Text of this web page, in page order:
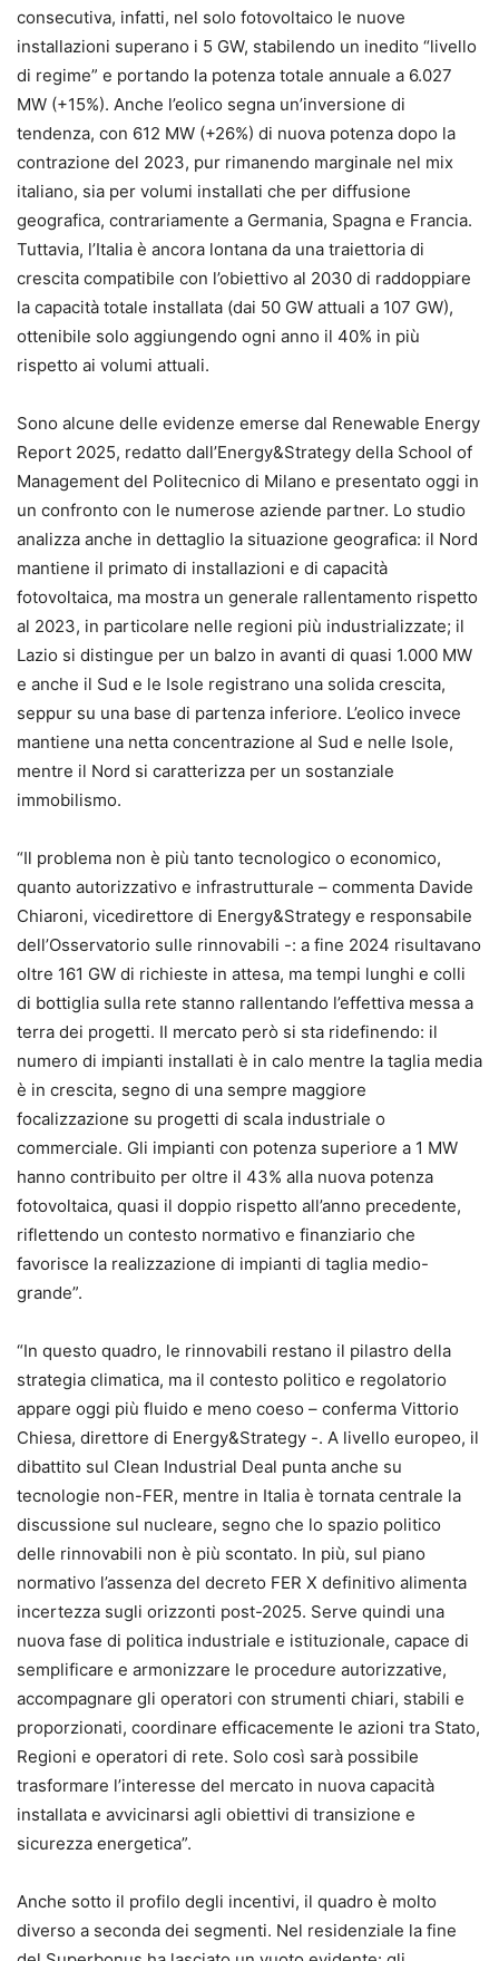
consecutiva, infatti, nel solo fotovoltaico le nuove
installazioni superano i 5 GW, stabilendo un inedito “livello
di regime” e portando la potenza totale annuale a 6.027
MW (+15%). Anche l’eolico segna un’inversione di
tendenza, con 612 MW (+26%) di nuova potenza dopo la
contrazione del 2023, pur rimanendo marginale nel mix
italiano, sia per volumi installati che per diffusione
geografica, contrariamente a Germania, Spagna e Francia.
Tuttavia, l’Italia è ancora lontana da una traiettoria di
crescita compatibile con l’obiettivo al 2030 di raddoppiare
la capacità totale installata (dai 50 GW attuali a 107 GW),
ottenibile solo aggiungendo ogni anno il 40% in più
rispetto ai volumi attuali.
Sono alcune delle evidenze emerse dal Renewable Energy
Report 2025, redatto dall’Energy&Strategy della School of
Management del Politecnico di Milano e presentato oggi in
un confronto con le numerose aziende partner. Lo studio
analizza anche in dettaglio la situazione geografica: il Nord
mantiene il primato di installazioni e di capacità
fotovoltaica, ma mostra un generale rallentamento rispetto
al 2023, in particolare nelle regioni più industrializzate; il
Lazio si distingue per un balzo in avanti di quasi 1.000 MW
e anche il Sud e le Isole registrano una solida crescita,
seppur su una base di partenza inferiore. L’eolico invece
mantiene una netta concentrazione al Sud e nelle Isole,
mentre il Nord si caratterizza per un sostanziale
immobilismo.
“Il problema non è più tanto tecnologico o economico,
quanto autorizzativo e infrastrutturale – commenta Davide
Chiaroni, vicedirettore di Energy&Strategy e responsabile
dell’Osservatorio sulle rinnovabili -: a fine 2024 risultavano
oltre 161 GW di richieste in attesa, ma tempi lunghi e colli
di bottiglia sulla rete stanno rallentando l’effettiva messa a
terra dei progetti. Il mercato però si sta ridefinendo: il
numero di impianti installati è in calo mentre la taglia media
è in crescita, segno di una sempre maggiore
focalizzazione su progetti di scala industriale o
commerciale. Gli impianti con potenza superiore a 1 MW
hanno contribuito per oltre il 43% alla nuova potenza
fotovoltaica, quasi il doppio rispetto all’anno precedente,
riflettendo un contesto normativo e finanziario che
favorisce la realizzazione di impianti di taglia medio-
grande”.
“In questo quadro, le rinnovabili restano il pilastro della
strategia climatica, ma il contesto politico e regolatorio
appare oggi più fluido e meno coeso – conferma Vittorio
Chiesa, direttore di Energy&Strategy -. A livello europeo, il
dibattito sul Clean Industrial Deal punta anche su
tecnologie non-FER, mentre in Italia è tornata centrale la
discussione sul nucleare, segno che lo spazio politico
delle rinnovabili non è più scontato. In più, sul piano
normativo l’assenza del decreto FER X definitivo alimenta
incertezza sugli orizzonti post-2025. Serve quindi una
nuova fase di politica industriale e istituzionale, capace di
semplificare e armonizzare le procedure autorizzative,
accompagnare gli operatori con strumenti chiari, stabili e
proporzionati, coordinare efficacemente le azioni tra Stato,
Regioni e operatori di rete. Solo così sarà possibile
trasformare l’interesse del mercato in nuova capacità
installata e avvicinarsi agli obiettivi di transizione e
sicurezza energetica”.
Anche sotto il profilo degli incentivi, il quadro è molto
diverso a seconda dei segmenti. Nel residenziale la fine